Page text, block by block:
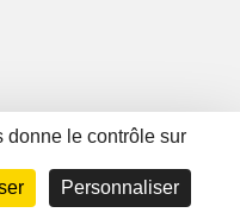
donne le contrôle sur
Personnaliser